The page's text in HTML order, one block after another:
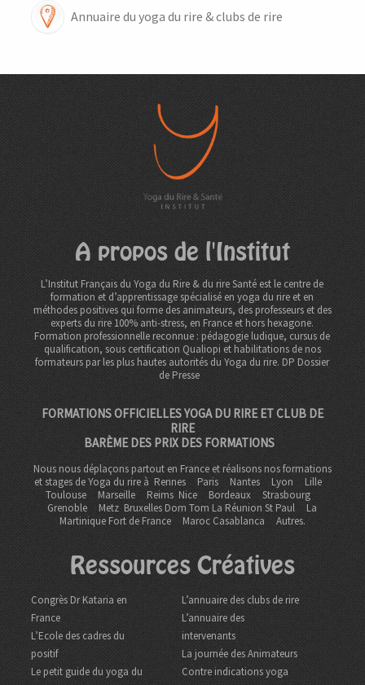
Annuaire du yoga du rire & clubs de rire
A propos de l'Institut
L’Institut Français du Yoga du Rire & du rire Santé est le centre de
formation et d’apprentissage spécialisé en yoga du rire et en
méthodes positives qui forme des animateurs, des professeurs et des
experts du rire 100% anti-stress, en France et hors hexagone.
Formation professionnelle reconnue : pédagogie ludique, cursus de
qualification, sous certification Qualiopi et habilitations de nos
formateurs par les plus hautes autorités du Yoga du rire. DPDossier
de Presse
FORMATIONS OFFICIELLES YOGA DU RIRE ET CLUB DE
RIRE
BARÈME DES PRIX DES FORMATIONS
Nous nous déplaçons partout en France et réalisons nos formations
et stages de Yoga du rire à Rennes Paris Nantes Lyon
Lille
Toulouse
Marseille Reims Nice Bordeaux
Strasbourg
Grenoble
Metz Bruxelles Dom TomLa Réunion St Paul
La
Martinique Fort de France
Maroc Casablanca Autres.
Ressources Créatives
Congrès Dr Kataria en
France
L’Ecole des cadres du
positif
Le petit guide du yoga du
L’annuaire des clubs de rire
L’annuaire des
intervenants
La journée des Animateurs
Contre indications yoga